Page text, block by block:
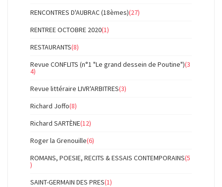
RENCONTRES D'AUBRAC (18èmes)(27)
RENTREE OCTOBRE 2020(1)
RESTAURANTS(8)
Revue CONFLITS (n°1 "Le grand dessein de Poutine")(3
4)
Revue littéraire LIVR'ARBITRES(3)
Richard Joffo(8)
Richard SARTÈNE(12)
Roger la Grenouille(6)
ROMANS, POESIE, RECITS & ESSAIS CONTEMPORAINS(5
)
SAINT-GERMAIN DES PRES(1)